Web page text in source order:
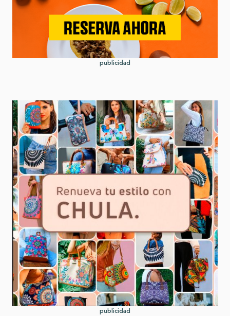
publicidad
publicidad